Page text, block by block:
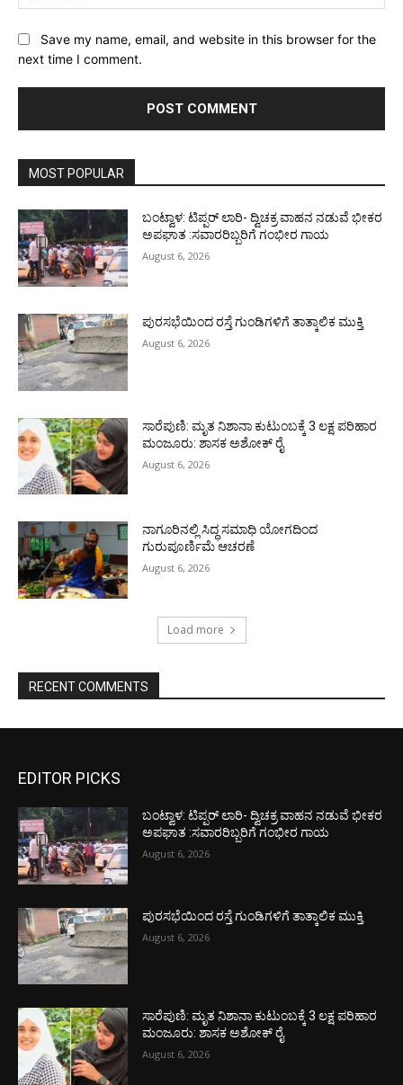
Save my name, email, and website in this browser for the
next time I comment.
MOST POPULAR
ಬಂಟ್ವಾಳ: ಟಿಪ್ಪರ್ ಲಾರಿ- ದ್ವಿಚಕ್ರ ವಾಹನ ನಡುವೆ ಭೀಕರ
ಅಪಘಾತ :ಸವಾರರಿಬ್ಬರಿಗೆ ಗಂಭೀರ ಗಾಯ
August 6, 2026
ಪುರಸಭೆಯಿಂದ ರಸ್ತೆ ಗುಂಡಿಗಳಿಗೆ ತಾತ್ಕಾಲಿಕ ಮುಕ್ತಿ
August 6, 2026
ಸಾರೆಪುಣಿ: ಮೃತ ನಿಶಾನಾ ಕುಟುಂಬಕ್ಕೆ 3 ಲಕ್ಷ ಪರಿಹಾರ
ಮಂಜೂರು: ಶಾಸಕ ಅಶೋಕ್ ರೈ
August 6, 2026
ನಾಗೂರಿನಲ್ಲಿ ಸಿದ್ಧ ಸಮಾಧಿ ಯೋಗದಿಂದ
ಗುರುಪೂರ್ಣಿಮೆ ಆಚರಣೆ
August 6, 2026
Load more
RECENT COMMENTS
EDITOR PICKS
ಬಂಟ್ವಾಳ: ಟಿಪ್ಪರ್ ಲಾರಿ- ದ್ವಿಚಕ್ರ ವಾಹನ ನಡುವೆ ಭೀಕರ
ಅಪಘಾತ :ಸವಾರರಿಬ್ಬರಿಗೆ ಗಂಭೀರ ಗಾಯ
August 6, 2026
ಪುರಸಭೆಯಿಂದ ರಸ್ತೆ ಗುಂಡಿಗಳಿಗೆ ತಾತ್ಕಾಲಿಕ ಮುಕ್ತಿ
August 6, 2026
ಸಾರೆಪುಣಿ: ಮೃತ ನಿಶಾನಾ ಕುಟುಂಬಕ್ಕೆ 3 ಲಕ್ಷ ಪರಿಹಾರ
ಮಂಜೂರು: ಶಾಸಕ ಅಶೋಕ್ ರೈ
August 6, 2026